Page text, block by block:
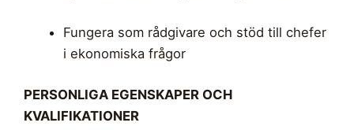
Fungera som rådgivare och stöd till chefer
i ekonomiska frågor
PERSONLIGA EGENSKAPER OCH
KVALIFIKATIONER